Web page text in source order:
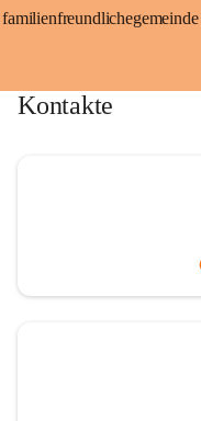
familienfreundlichegemeinde
Kontakte